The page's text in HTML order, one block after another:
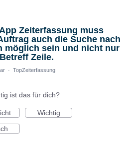
Zeiterfassung muss
auch die Suche nach
möglich sein und nicht nur
Zeile.
· TopZeiterfassung
ist das für dich?
Wichtig